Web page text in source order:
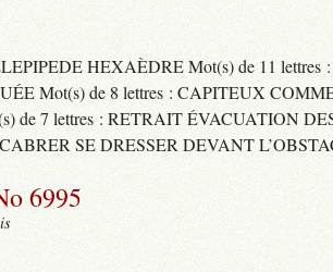
HEXAÈDRE Mot(s) de 11
Mot(s) de 8 lettres : CAPITEUX
de 7 lettres : RETRAIT ÉVACUATION
SE DRESSER DEVANT
6995